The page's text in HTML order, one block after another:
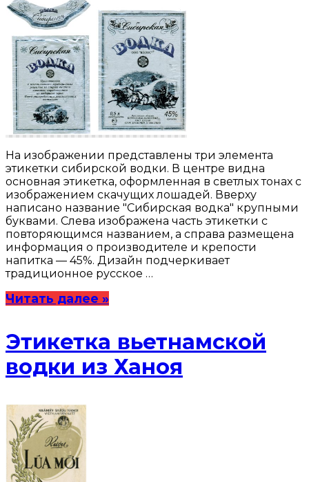
На изображении представлены три элемента
этикетки сибирской водки. В центре видна
основная этикетка, оформленная в светлых тонах с
изображением скачущих лошадей. Вверху
написано название "Сибирская водка" крупными
буквами. Слева изображена часть этикетки с
повторяющимся названием, а справа размещена
информация о производителе и крепости
напитка — 45%. Дизайн подчеркивает
традиционное русское …
Читать далее »
Этикетка вьетнамской
водки из Ханоя